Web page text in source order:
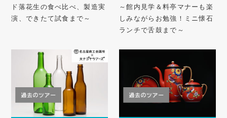
ド落花生の食べ比べ、製造実
演、できたて試食まで～
～館内見学＆料亭マナーも楽
しみながらお勉強！ミニ懐石
ランチで舌鼓まで～